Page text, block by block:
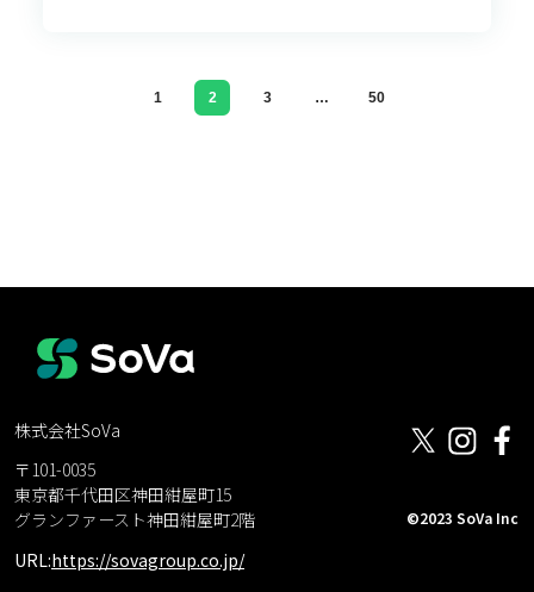
1 2 3 … 50
株式会社SoVa
〒101-0035
東京都千代田区神田紺屋町15
グランファースト神田紺屋町2階
URL:https://sovagroup.co.jp/
©2023 SoVa Inc